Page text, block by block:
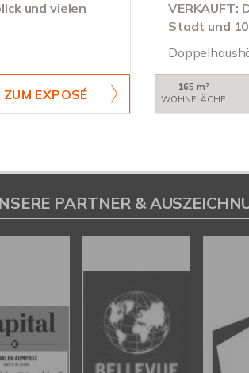
und vielen
ZUM EXPOSÉ
VERKAUFT:
Stadt und
165 m²
WOHNFLÄCHE
PARTNER &